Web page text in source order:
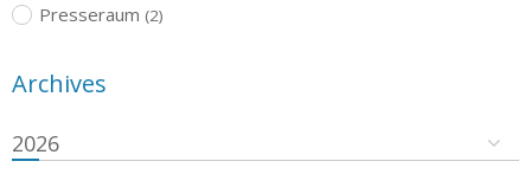
Presseraum (2)
Archives
2026